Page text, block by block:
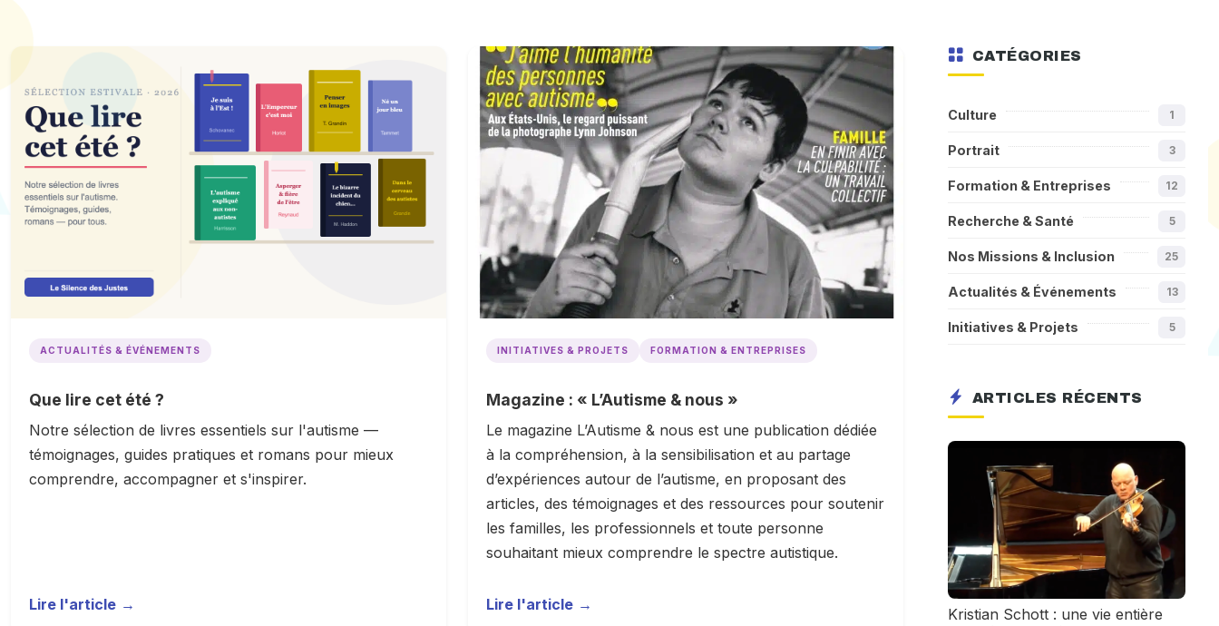
ACTUALITÉS & ÉVÉNEMENTS
Que lire cet été ?
Notre sélection de livres essentiels sur l'autisme —
témoignages, guides pratiques et romans pour mieux
comprendre, accompagner et s'inspirer.
Lire l'article →
INITIATIVES & PROJETS FORMATION & ENTREPRISES
Magazine : « L’Autisme & nous »
Le magazine L’Autisme & nous est une publication dédiée
à la compréhension, à la sensibilisation et au partage
d’expériences autour de l’autisme, en proposant des
articles, des témoignages et des ressources pour soutenir
les familles, les professionnels et toute personne
souhaitant mieux comprendre le spectre autistique.
Lire l'article →
CATÉGORIES
Culture 1
Portrait 3
Formation & Entreprises 12
Recherche & Santé 5
Nos Missions & Inclusion 25
Actualités & Événements 13
Initiatives & Projets 5
ARTICLES RÉCENTS
Kristian Schott : une vie entière